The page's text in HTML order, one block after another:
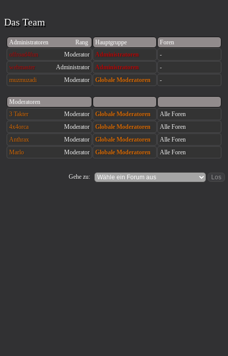
Das Team
Rang
Administratoren Hauptgruppe
Foren
Moderator
offroad4fun Administratoren
-
Administrator
webmaster Administratoren
-
Moderator
muzmuzadi Globale Moderatoren -
Moderatoren
Moderator
3 Takter Globale Moderatoren
Alle Foren
Moderator
4x4orca Globale Moderatoren
Alle Foren
Moderator
Anthrax Globale Moderatoren
Alle Foren
Moderator
Marlo Globale Moderatoren Alle Foren
Gehe zu: